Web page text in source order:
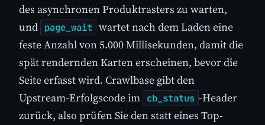
des asynchronen Produktrasters zu warten,
und page_wait wartet nach dem Laden eine
feste Anzahl von 5.000 Millisekunden, damit die
spät rendernden Karten erscheinen, bevor die
Seite erfasst wird. Crawlbase gibt den
Upstream-Erfolgscode im cb_status -Header
zurück, also prüfen Sie den statt eines Top-